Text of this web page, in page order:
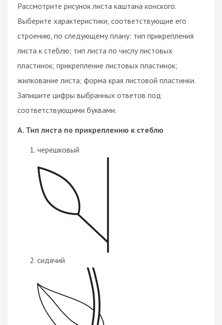
Рассмотрите рисунок листа каштана конского.
Выберите характеристики, соответствующие его
строению, по следующему плану: тип прикрепления
листа к стеблю; тип листа по числу листовых
пластинок; прикрепление листовых пластинок;
жилкование листа; форма края листовой пластинки.
Запишите цифры выбранных ответов под
соответствующими буквами.
А. Тип листа по прикреплению к стеблю
черешковый
сидячий